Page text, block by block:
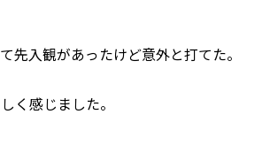
先入観があったけど意外と打てた。
く感じました。